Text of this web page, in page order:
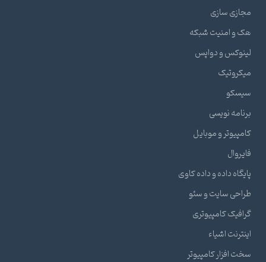
مجازی سازی
هک و امنیت شبکه
لینوکس و دواپس
میکروتیک
سیسکو
برنامه نویسی
کامپیوتر و موبایل
فایروال
پایگاه داده و داده کاوی
طراحی سایت و سئو
گرافیک کامپیوتری
اینترنت اشیاء
سخت افزار کامپیوتر